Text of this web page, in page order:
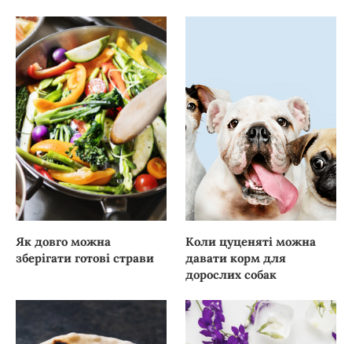
Як довго можна
зберігати готові страви
Коли цуценяті можна
давати корм для
дорослих собак